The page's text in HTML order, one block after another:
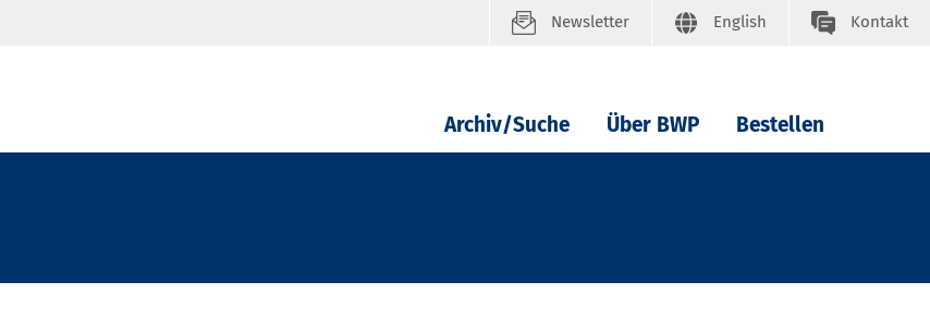
Newsletter English Kontakt
Archiv/Suche Über BWP Bestellen